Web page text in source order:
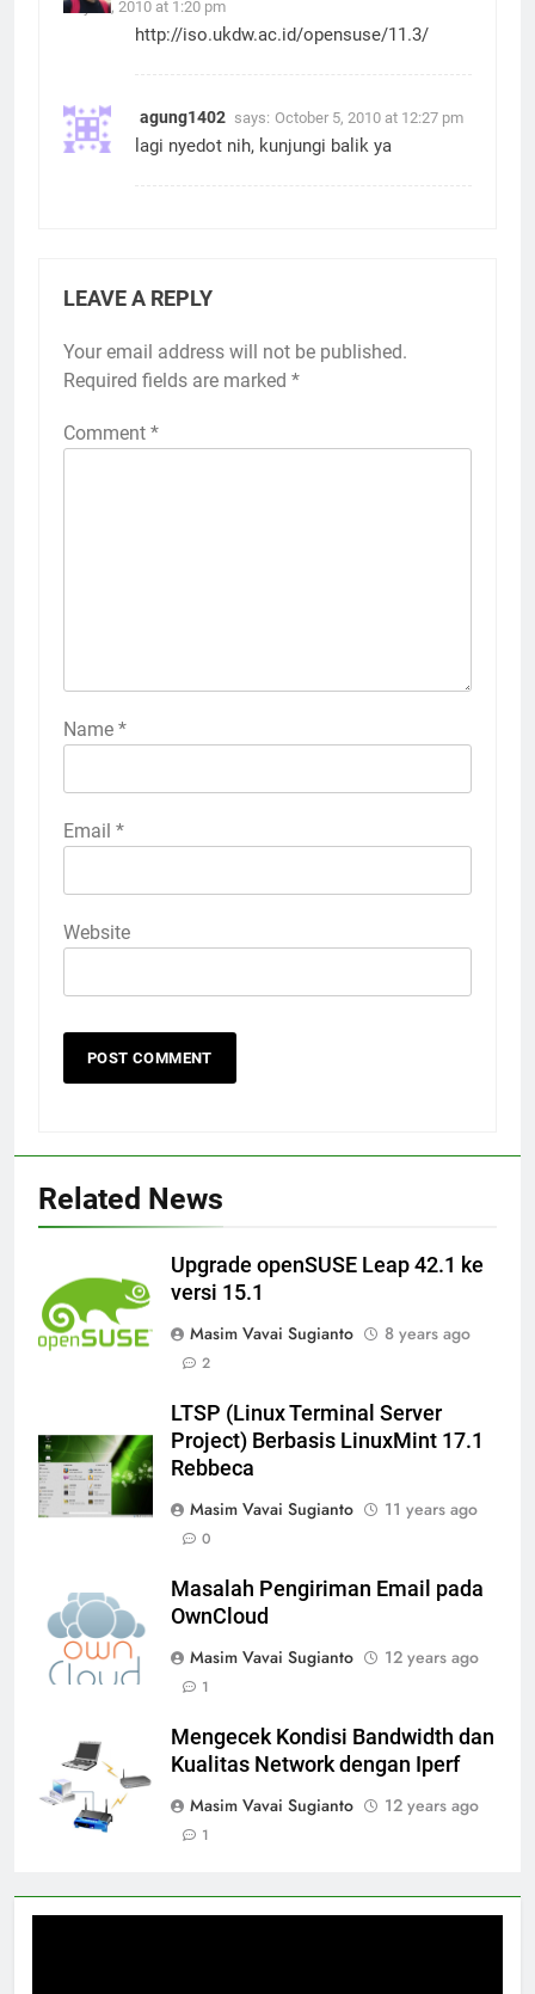
July 21, 2010 at 1:20 pm
http://iso.ukdw.ac.id/opensuse/11.3/
agung1402 says: October 5, 2010 at 12:27 pm
lagi nyedot nih, kunjungi balik ya
LEAVE A REPLY
Your email address will not be published.
Required fields are marked *
Comment *
Name *
Email *
Website
Related News
Upgrade openSUSE Leap 42.1 ke
versi 15.1
Masim Vavai Sugianto
8 years ago
2
LTSP (Linux Terminal Server
Project) Berbasis LinuxMint 17.1
Rebbeca
Masim Vavai Sugianto
11 years ago
0
Masalah Pengiriman Email pada
OwnCloud
Masim Vavai Sugianto
12 years ago
1
Mengecek Kondisi Bandwidth dan
Kualitas Network dengan Iperf
Masim Vavai Sugianto
12 years ago
1